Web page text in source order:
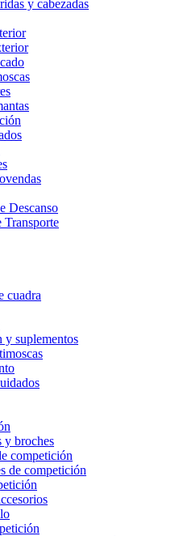
y cabezadas
Descanso
Transporte
cuadra
y suplementos
y broches
competición
de competición